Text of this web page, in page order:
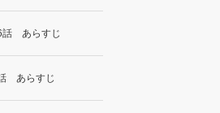
話 あらすじ
あらすじ